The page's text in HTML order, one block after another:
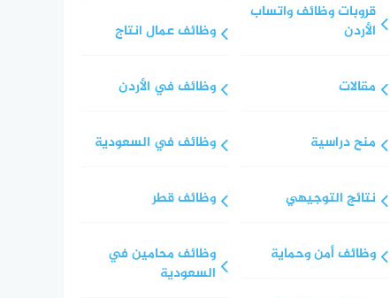
قروبات وظائف واتساب
الأردن
مقالات
منح دراسية
نتائج التوجيهي
وظائف أمن وحماية
وظائف عمال انتاج
وظائف في الأردن
وظائف في السعودية
وظائف قطر
وظائف محامين في
السعودية